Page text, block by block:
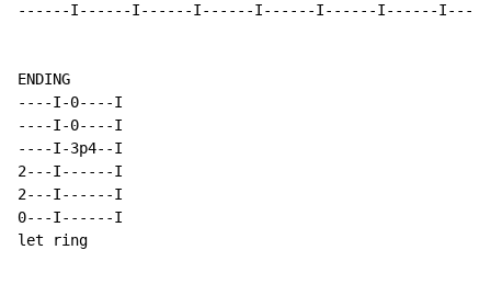
------I------I------I------I------I------I------
ENDING
----I-0----I
----I-0----I
----I-3p4--I
2---I------I
2---I------I
0---I------I
let ring